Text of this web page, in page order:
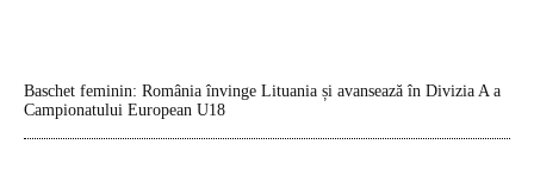
Baschet feminin: România învinge Lituania și avansează în Divizia A a
Campionatului European U18